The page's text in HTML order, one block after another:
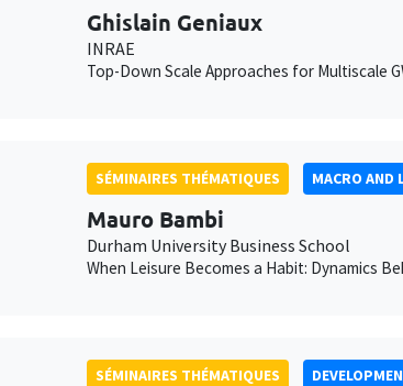
Ghislain Geniaux
INRAE
Top-Down Scale Approaches for Multiscale
SÉMINAIRES THÉMATIQUES MACRO AND
Mauro Bambi
Durham University Business School
When Leisure Becomes a Habit: Dynamics
SÉMINAIRES THÉMATIQUES